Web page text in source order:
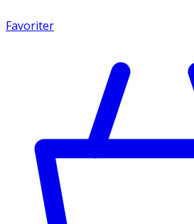
Favoriter